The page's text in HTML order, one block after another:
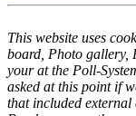
This website uses
board, Photo gallery,
your at the Poll-
asked at this point if
that included external